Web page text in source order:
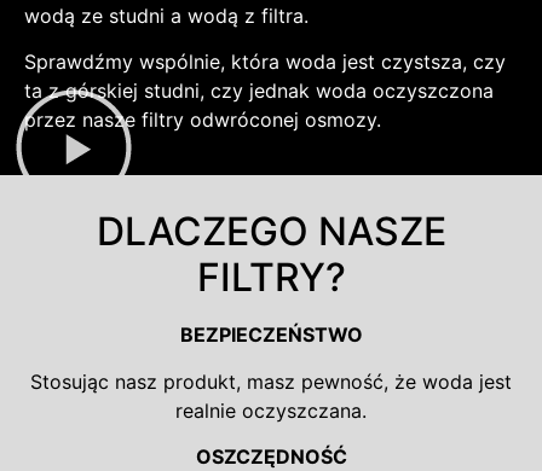
wodą ze studni a wodą z filtra.
Sprawdźmy wspólnie, która woda jest czystsza, czy
ta z górskiej studni, czy jednak woda oczyszczona
przez nasze filtry odwróconej osmozy.
DLACZEGO NASZE
FILTRY?
BEZPIECZEŃSTWO
Stosując nasz produkt, masz pewność, że woda jest
realnie oczyszczana.
OSZCZĘDNOŚĆ